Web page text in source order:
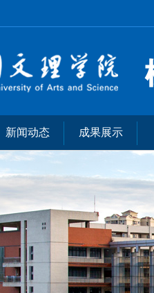
新闻动态 成果展示